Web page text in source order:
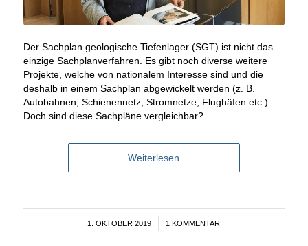
Der Sachplan geologische Tiefenlager (SGT) ist nicht das
einzige Sachplanverfahren. Es gibt noch diverse weitere
Projekte, welche von nationalem Interesse sind und die
deshalb in einem Sachplan abgewickelt werden (z. B.
Autobahnen, Schienennetz, Stromnetze, Flughäfen etc.).
Doch sind diese Sachpläne vergleichbar?
Weiterlesen
1. OKTOBER 2019
/ 1 KOMMENTAR